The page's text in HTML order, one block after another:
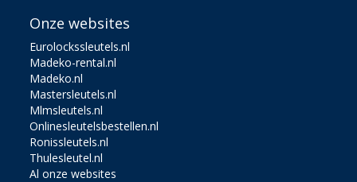
Onze websites
Eurolockssleutels.nl
Madeko-rental.nl
Madeko.nl
Mastersleutels.nl
Mlmsleutels.nl
Onlinesleutelsbestellen.nl
Ronissleutels.nl
Thulesleutel.nl
Al onze websites